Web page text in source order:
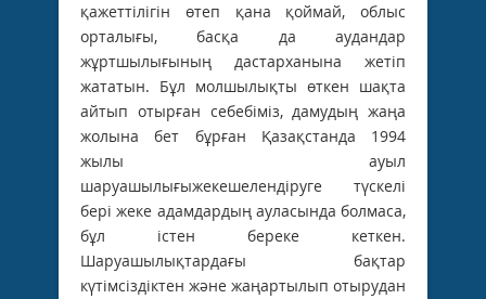
қажеттілігін өтеп қана қоймай, облыс
орталығы, басқа да аудандар
жұртшылығының дастарханына жетіп
жататын. Бұл молшылықты өткен шақта
айтып отырған себебіміз, дамудың жаңа
жолына бет бұрған Қазақстанда 1994
жылы ауыл
шаруашылығыжекешелендіруге түскелі
бері жеке адамдардың ауласында болмаса,
бұл істен береке кеткен.
Шаруашылықтардағы бақтар
күтімсіздіктен және жаңартылып отырудан